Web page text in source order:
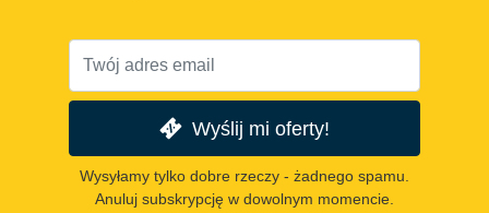
Wyślij mi oferty!
Wysyłamy tylko dobre rzeczy - żadnego spamu.
Anuluj subskrypcję w dowolnym momencie.